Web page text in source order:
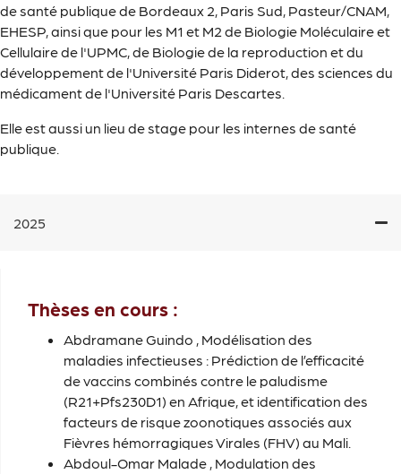
de santé publique de Bordeaux 2, Paris Sud, Pasteur/CNAM,
EHESP, ainsi que pour les M1 et M2 de Biologie Moléculaire et
Cellulaire de l'UPMC, de Biologie de la reproduction et du
développement de l'Université Paris Diderot, des sciences du
médicament de l'Université Paris Descartes.
Elle est aussi un lieu de stage pour les internes de santé
publique.
2025
Thèses en cours :
Abdramane Guindo , Modélisation des
maladies infectieuses : Prédiction de l’efficacité
de vaccins combinés contre le paludisme
(R21+Pfs230D1) en Afrique, et identification des
facteurs de risque zoonotiques associés aux
Fièvres hémorragiques Virales (FHV) au Mali.
Abdoul-Omar Malade , Modulation des